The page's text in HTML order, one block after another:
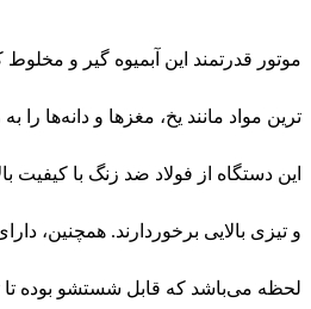
موتور قدرتمند این آبمیوه گیر و
ترین مواد مانند یخ، مغزها و دانه‌ها را
این دستگاه از فولاد ضد زنگ با کیفیت
و تیزی بالایی برخوردارند. همچنین،
لحظه می‌باشد که قابل شستشو بوده تا